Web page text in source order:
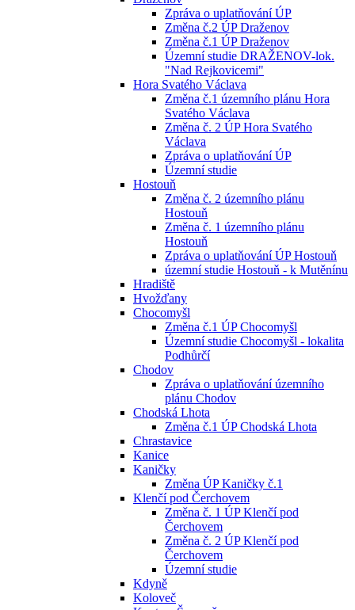
Zpráva o uplatňování ÚP
Změna č.2 ÚP Draženov
Změna č.1 ÚP Draženov
Územní studie DRAŽENOV-lok.
"Nad Rejkovicemi"
Hora Svatého Václava
Změna č.1 územního plánu Hora
Svatého Václava
Změna č. 2 ÚP Hora Svatého
Václava
Zpráva o uplatňování ÚP
Územní studie
Hostouň
Změna č. 2 územního plánu
Hostouň
Změna č. 1 územního plánu
Hostouň
Zpráva o uplatňování ÚP Hostouň
územní studie Hostouň - k Mutěnínu
Hradiště
Hvožďany
Chocomyšl
Změna č.1 ÚP Chocomyšl
Územní studie Chocomyšl - lokalita
Podhůrčí
Chodov
Zpráva o uplatňování územního
plánu Chodov
Chodská Lhota
Změna č.1 ÚP Chodská Lhota
Chrastavice
Kanice
Kaničky
Změna ÚP Kaničky č.1
Klenčí pod Čerchovem
Změna č. 1 ÚP Klenčí pod
Čerchovem
Změna č. 2 ÚP Klenčí pod
Čerchovem
Územní studie
Kdyně
Koloveč